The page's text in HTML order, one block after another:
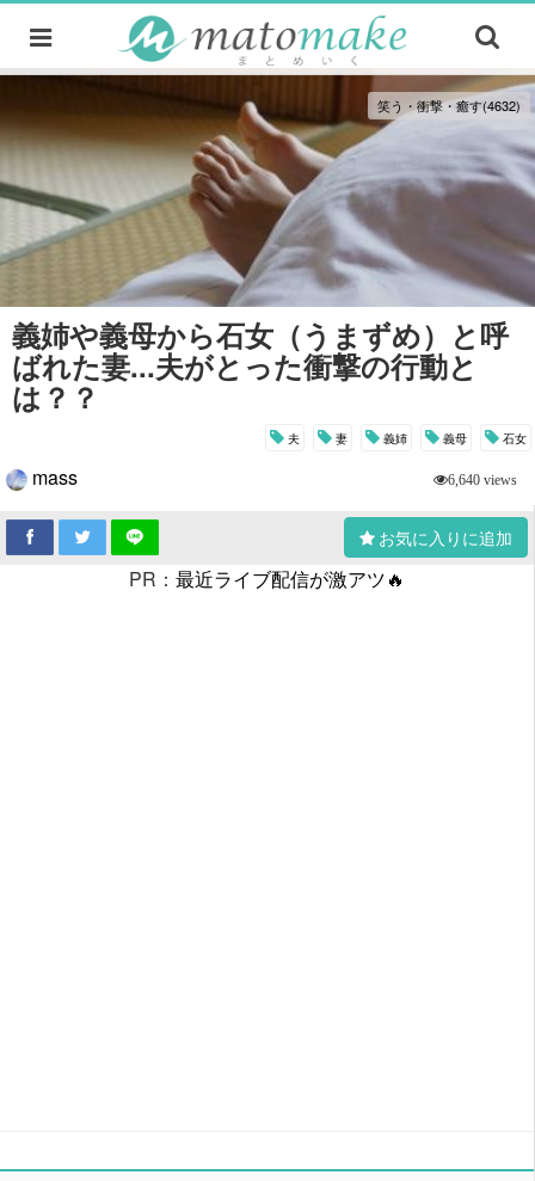
笑う・衝撃・癒す(4632)
義姉や義母から石女（うまずめ）と呼
ばれた妻...夫がとった衝撃の行動と
は？？
夫 妻 義姉 義母 石女
mass 6,640 views
お気に入りに追加
PR： 最近ライブ配信が激アツ🔥